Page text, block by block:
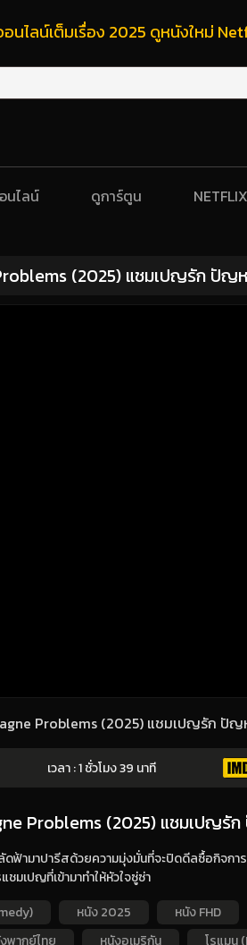
นไลน์เต็มเรื่อง 2025 ดูหนังใหม่
นไลน์ ดูการ์ตูน NETFLIX
(2025) แชมเปญรัก ปัญ
Problems (2025) แชมเปญรัก ปัญ
เวลา : 1 ชั่วโมง 39 นาที
Problems (2025) แชมเปญรั
ดฟ้ามาปารีสด้วยความมุ่งมั่นที่จะปิดดีลซื้อกิจก
มเปญที่เข้ามาทำให้หัวใจซู่ซ่า
หนัง 2025 หนัง FHD
พากย์ไทย หนังอเมริกัน โรแมน